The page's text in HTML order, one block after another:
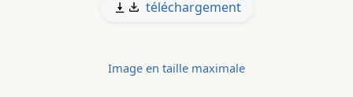
téléchargement
Image en taille maximale